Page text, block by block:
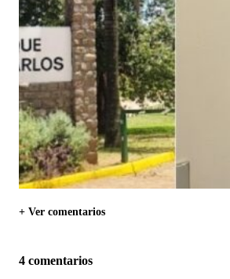
+ Ver comentarios
4 comentarios